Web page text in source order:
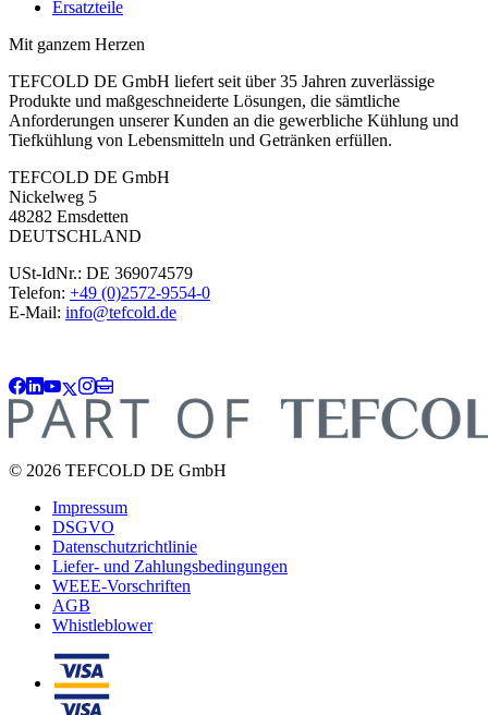
Ersatzteile
Mit ganzem Herzen
TEFCOLD DE GmbH liefert seit über 35 Jahren zuverlässige
Produkte und maßgeschneiderte Lösungen, die sämtliche
Anforderungen unserer Kunden an die gewerbliche Kühlung und
Tiefkühlung von Lebensmitteln und Getränken erfüllen.
TEFCOLD DE GmbH
Nickelweg 5
48282 Emsdetten
DEUTSCHLAND
USt-IdNr.: DE 369074579
Telefon: +49 (0)2572-9554-0
E-Mail: info@tefcold.de
© 2026 TEFCOLD DE GmbH
Impressum
DSGVO
Datenschutzrichtlinie
Liefer- und Zahlungsbedingungen
WEEE-Vorschriften
AGB
Whistleblower